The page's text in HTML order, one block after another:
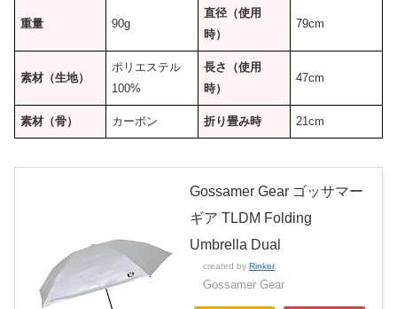
重量 90g
直径（使用
時）
79cm
素材（生地）
ポリエステル
100%
長さ（使用
時）
47cm
素材（骨） カーボン 折り畳み時 21cm
Gossamer Gear ゴッサマー
ギア TLDM Folding
Umbrella Dual
created by Rinker
Gossamer Gear